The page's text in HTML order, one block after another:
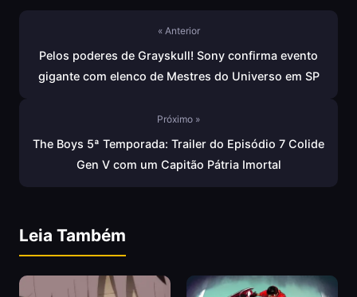
« Anterior
Pelos poderes de Grayskull! Sony confirma evento
gigante com elenco de Mestres do Universo em SP
Próximo »
The Boys 5ª Temporada: Trailer do Episódio 7 Colide
Gen V com um Capitão Pátria Imortal
Leia Também